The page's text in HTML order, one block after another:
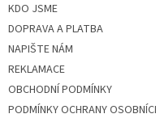
KDO JSME
DOPRAVA A PLATBA
NAPIŠTE NÁM
REKLAMACE
OBCHODNÍ PODMÍNKY
PODMÍNKY OCHRANY